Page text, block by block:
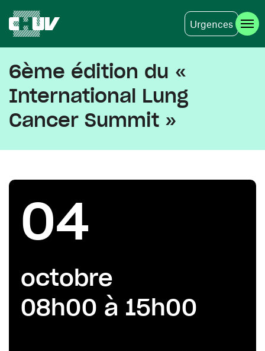
Urgences
6ème édition du «
International Lung
Cancer Summit »
04
octobre
08h00 à 15h00